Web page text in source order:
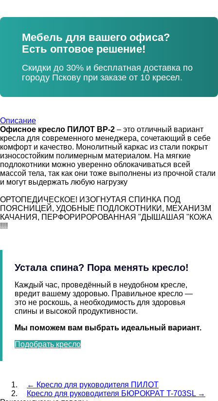
Мебель для вашего офиса?
Есть оптовое решение!
Скидки до 30% и бесплатная доставка по
городу Пскову при заказе от 10 кресел.
Описание
Офисное кресло ПИЛОТ BP-2 – это отличный вариант
кресла для современного менеджера, сочетающий в себе
комфорт и качество. Монолитный каркас из стали покрыт
износостойким полимерным материалом. На мягкие
подлокотники можно уверенно облокачиваться всей
массой тела, так как они тоже выполнены из прочной стали
и могут выдержать любую нагрузку
ОРТОПЕДИЧЕСКОЕ! ИЗОГНУТАЯ СПИНКА ПОД
ПОЯСНИЦЕЙ, УДОБНЫЕ ПОДЛОКОТНИКИ, МЕХАНИЗМ
КАЧАНИЯ, ПЕРФОРИРОРОВАННАЯ "ДЫШАШАЯ "КОЖА
!!!!
Устала спина? Пора менять кресло!
Каждый час, проведённый в неудобном кресле,
вредит вашему здоровью. Правильное кресло —
это не роскошь, а необходимость для здоровья
спины и высокой продуктивности.
Мы поможем вам выбрать идеальный вариант.
Подобрать кресло
← Кресло для руководителя ПИЛОТ
Кресло для руководителя БЮРОКРАТ T-703SL →